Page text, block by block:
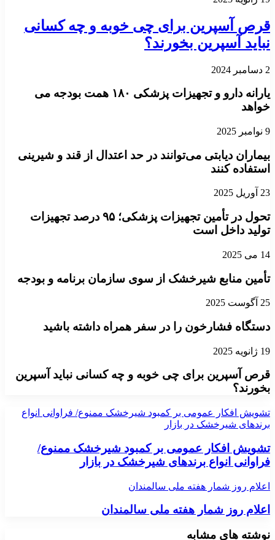
قرص آسپرین برای چی خوبه و چه کسانی
نباید آسپرین بخورند؟
2 دسامبر 2024
یارانه دارو و تجهیزات پزشکی ۱۸۰ همت بودجه می
خواهد
9 نوامبر 2025
بیماران دیابتی می‌توانند در حد اعتدال از قند و شیرینی
استفاده کنند
23 آوریل 2025
تحول در تأمین تجهیزات پزشکی؛ ۹۵ درصد تجهیزات
تولید داخل است
14 می 2025
تأمین منابع شیرخشک از سوی سازمان برنامه و بودجه
25 آگوست 2025
دستگاه فشارخون را در سفر همراه داشته باشید
19 ژانویه 2025
قرص آسپرین برای چی خوبه و چه کسانی نباید آسپرین
بخورند؟
تشویش افکار عمومی بر کمبود شیرخشک ممنوع/ فراوانی انواع
برندهای شیرخشک در بازار
تشویش افکار عمومی بر کمبود شیرخشک ممنوع/
فراوانی انواع برندهای شیرخشک در بازار
اعلام روز شمار هفته ملی سالمندان
اعلام روز شمار هفته ملی سالمندان
نوشته های مشابه